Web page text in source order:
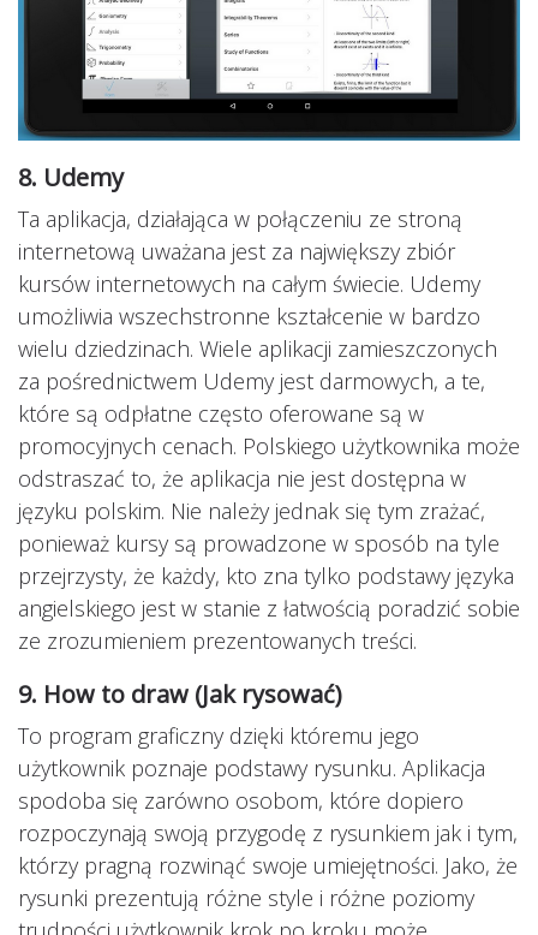
8. Udemy
Ta aplikacja, działająca w połączeniu ze stroną
internetową uważana jest za największy zbiór
kursów internetowych na całym świecie. Udemy
umożliwia wszechstronne kształcenie w bardzo
wielu dziedzinach. Wiele aplikacji zamieszczonych
za pośrednictwem Udemy jest darmowych, a te,
które są odpłatne często oferowane są w
promocyjnych cenach. Polskiego użytkownika może
odstraszać to, że aplikacja nie jest dostępna w
języku polskim. Nie należy jednak się tym zrażać,
ponieważ kursy są prowadzone w sposób na tyle
przejrzysty, że każdy, kto zna tylko podstawy języka
angielskiego jest w stanie z łatwością poradzić sobie
ze zrozumieniem prezentowanych treści.
9. How to draw (Jak rysować)
To program graficzny dzięki któremu jego
użytkownik poznaje podstawy rysunku. Aplikacja
spodoba się zarówno osobom, które dopiero
rozpoczynają swoją przygodę z rysunkiem jak i tym,
którzy pragną rozwinąć swoje umiejętności. Jako, że
rysunki prezentują różne style i różne poziomy